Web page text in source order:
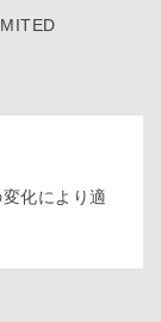
化により適